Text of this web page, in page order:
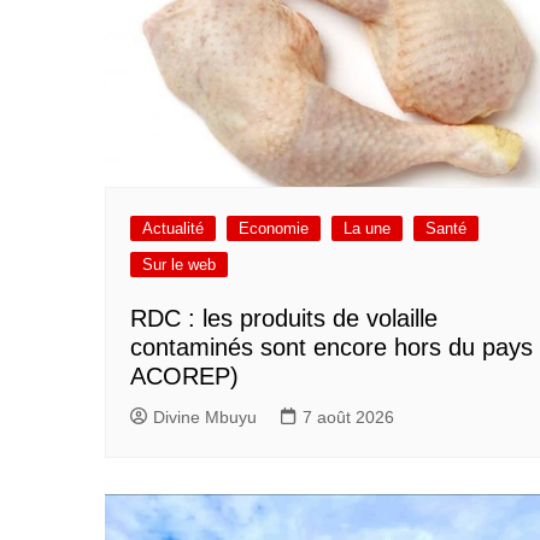
Actualité Economie La une
Santé
Sur le web
RDC : les produits de volaille
contaminés sont encore hors du pays
ACOREP)
Divine Mbuyu 7 août 2026